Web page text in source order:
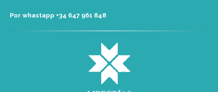
Por whastapp +34 ‭647 961 848‬